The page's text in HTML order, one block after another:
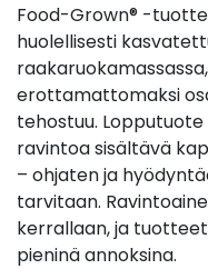
Food-Grown® -
huolellisesti
erottamattomaksi
tehostuu.
ravintoa sisältävä
– ohjaten ja
tarvitaan.
kerrallaan, ja
pieninä annoksina.